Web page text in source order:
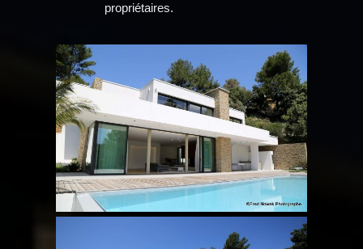
propriétaires.